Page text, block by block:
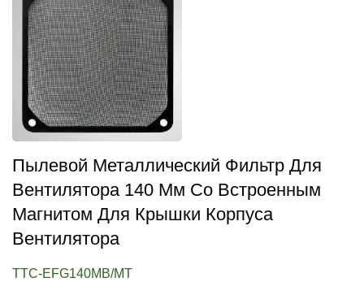
Пылевой Металлический Фильтр Для
Вентилятора 140 Мм Со Встроенным
Магнитом Для Крышки Корпуса
Вентилятора
TTC-EFG140MB/MT